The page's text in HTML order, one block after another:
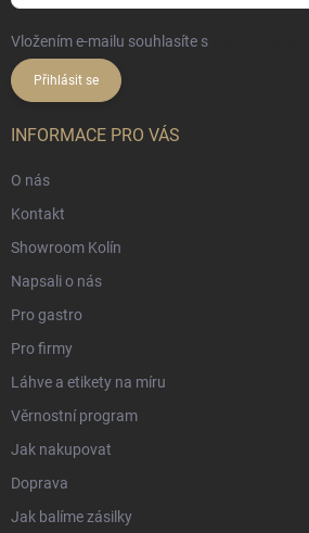
Vložením e-mailu souhlasíte s
Přihlásit se
INFORMACE PRO VÁS
O nás
Kontakt
Showroom Kolín
Napsali o nás
Pro gastro
Pro firmy
Láhve a etikety na míru
Věrnostní program
Jak nakupovat
Doprava
Jak balíme zásilky